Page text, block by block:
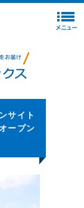
サイト
ープン